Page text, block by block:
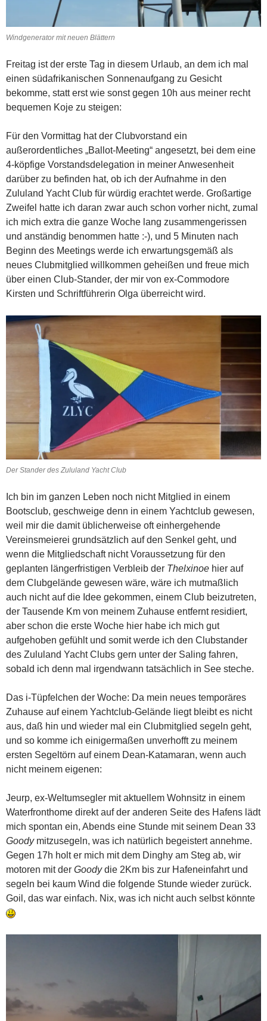
Windgenerator mit neuen Blättern
Freitag ist der erste Tag in diesem Urlaub, an dem ich mal
einen südafrikanischen Sonnenaufgang zu Gesicht
bekomme, statt erst wie sonst gegen 10h aus meiner recht
bequemen Koje zu steigen:
Für den Vormittag hat der Clubvorstand ein
außerordentliches „Ballot-Meeting“ angesetzt, bei dem eine
4-köpfige Vorstandsdelegation in meiner Anwesenheit
darüber zu befinden hat, ob ich der Aufnahme in den
Zululand Yacht Club für würdig erachtet werde. Großartige
Zweifel hatte ich daran zwar auch schon vorher nicht, zumal
ich mich extra die ganze Woche lang zusammengerissen
und anständig benommen hatte :-), und 5 Minuten nach
Beginn des Meetings werde ich erwartungsgemäß als
neues Clubmitglied willkommen geheißen und freue mich
über einen Club-Stander, der mir von ex-Commodore
Kirsten und Schriftführerin Olga überreicht wird.
Der Stander des Zululand Yacht Club
Ich bin im ganzen Leben noch nicht Mitglied in einem
Bootsclub, geschweige denn in einem Yachtclub gewesen,
weil mir die damit üblicherweise oft einhergehende
Vereinsmeierei grundsätzlich auf den Senkel geht, und
wenn die Mitgliedschaft nicht Voraussetzung für den
geplanten längerfristigen Verbleib der Thelxinoe hier auf
dem Clubgelände gewesen wäre, wäre ich mutmaßlich
auch nicht auf die Idee gekommen, einem Club beizutreten,
der Tausende Km von meinem Zuhause entfernt residiert,
aber schon die erste Woche hier habe ich mich gut
aufgehoben gefühlt und somit werde ich den Clubstander
des Zululand Yacht Clubs gern unter der Saling fahren,
sobald ich denn mal irgendwann tatsächlich in See steche.
Das i-Tüpfelchen der Woche: Da mein neues temporäres
Zuhause auf einem Yachtclub-Gelände liegt bleibt es nicht
aus, daß hin und wieder mal ein Clubmitglied segeln geht,
und so komme ich einigermaßen unverhofft zu meinem
ersten Segeltörn auf einem Dean-Katamaran, wenn auch
nicht meinem eigenen:
Jeurp, ex-Weltumsegler mit aktuellem Wohnsitz in einem
Waterfronthome direkt auf der anderen Seite des Hafens lädt
mich spontan ein, Abends eine Stunde mit seinem Dean 33
Goodymitzusegeln, was ich natürlich begeistert annehme.
Gegen 17h holt er mich mit dem Dinghy am Steg ab, wir
motoren mit der Goodydie 2Km bis zur Hafeneinfahrt und
segeln bei kaum Wind die folgende Stunde wieder zurück.
Goil, das war einfach. Nix, was ich nicht auch selbst könnte